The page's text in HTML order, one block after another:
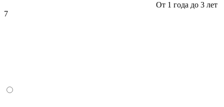
От 1 года до 3 лет
7